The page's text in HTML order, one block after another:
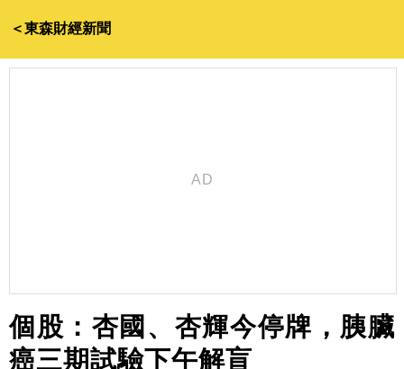
＜東森財經新聞
個股：杏國、杏輝今停牌，胰臟
癌三期試驗下午解盲